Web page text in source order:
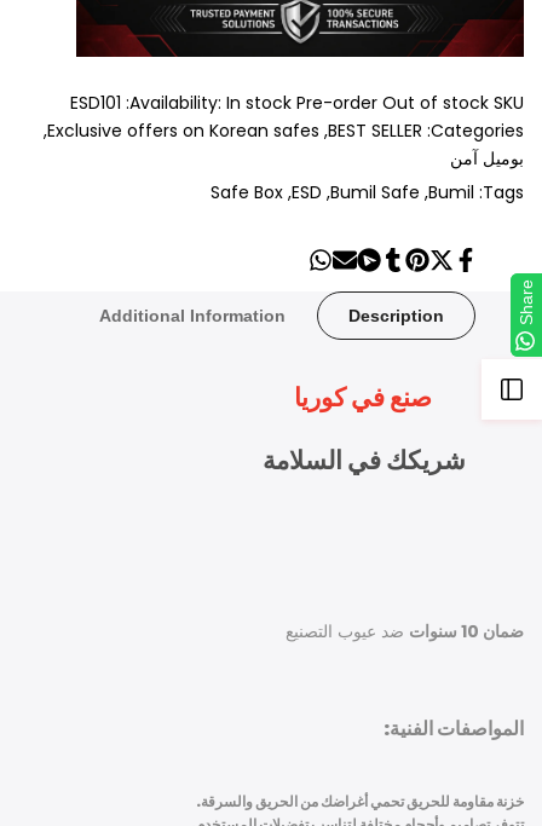
Availability: In stock Pre-order Out of stock SKU:
ESD101
Categories:
BEST SELLER
Exclusive offers on Korean safes
بوميل آمن
Tags:
Bumil
Bumil Safe
ESD
Safe Box
Share
Facebook
Tweet
Twitter
Pin
Pinterest
Share
Tumblr
Share
Telegram
Send
Mail
Share
Whatsapp
Description
Additional Information
صنع في كوريا
شريكك في السلامة
ضمان 10 سنوات ضد عيوب التصنيع
المواصفات الفنية:
خزنة مقاومة للحريق تحمي أغراضك من الحريق والسرقة.
Share
Share